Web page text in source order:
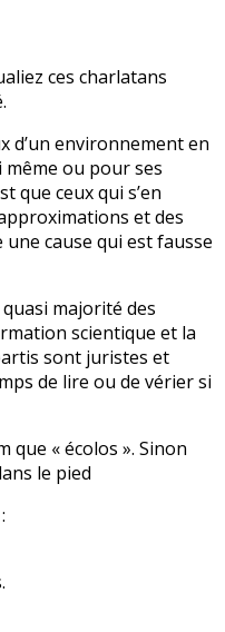
ces charlatans
d’un environnement en
ou pour ses
que ceux qui s’en
et des
cause qui est fausse
majorité des
scientifique et la
sont juristes et
de lire ou de vérifier si
« écolos ». Sinon
le pied